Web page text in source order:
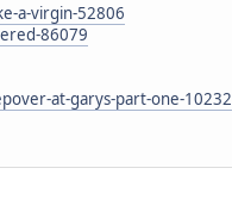
a-virgin-52806
86079
at-garys-part-one-10232